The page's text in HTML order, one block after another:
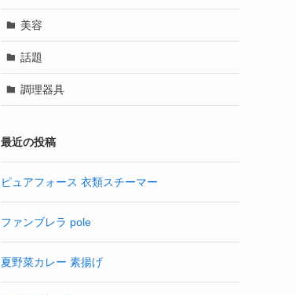
美容
話題
調理器具
最近の投稿
ピュアフォース 衣類スチーマー
ファンブレラ pole
夏野菜カレー 素揚げ